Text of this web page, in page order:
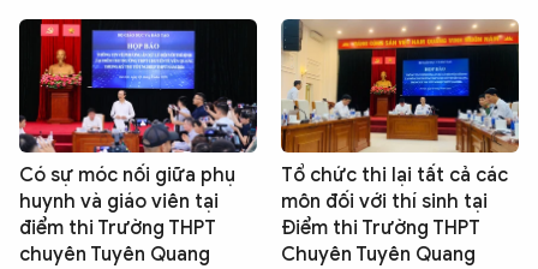
Có sự móc nối giữa phụ
huynh và giáo viên tại
điểm thi Trường THPT
chuyên Tuyên Quang
Tổ chức thi lại tất cả các
môn đối với thí sinh tại
Điểm thi Trường THPT
Chuyên Tuyên Quang